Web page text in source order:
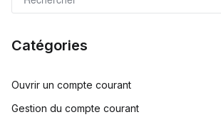
Catégories
Ouvrir un compte courant
Gestion du compte courant